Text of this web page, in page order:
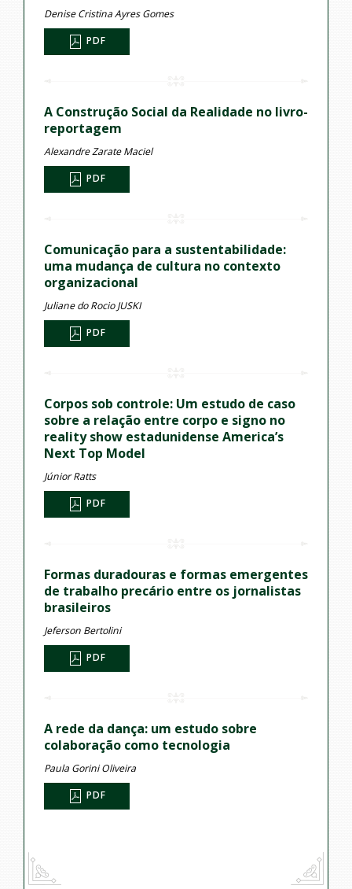
Denise Cristina Ayres Gomes
PDF
A Construção Social da Realidade no livro-
reportagem
Alexandre Zarate Maciel
PDF
Comunicação para a sustentabilidade:
uma mudança de cultura no contexto
organizacional
Juliane do Rocio JUSKI
PDF
Corpos sob controle: Um estudo de caso
sobre a relação entre corpo e signo no
reality show estadunidense America’s
Next Top Model
Júnior Ratts
PDF
Formas duradouras e formas emergentes
de trabalho precário entre os jornalistas
brasileiros
Jeferson Bertolini
PDF
A rede da dança: um estudo sobre
colaboração como tecnologia
Paula Gorini Oliveira
PDF